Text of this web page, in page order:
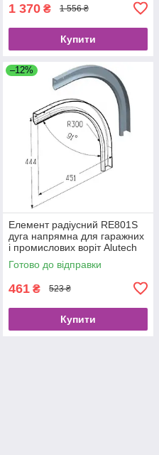
1 370 ₴ 1 556 ₴
Купити
–12%
Елемент радіусний RE801S
дуга напрямна для гаражних
і промислових воріт Alutech
ролет
Готово до відправки
461 ₴ 523 ₴
Купити